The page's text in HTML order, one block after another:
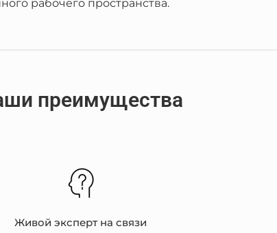
рабочего пространства.
преимущества
Живой эксперт на связи